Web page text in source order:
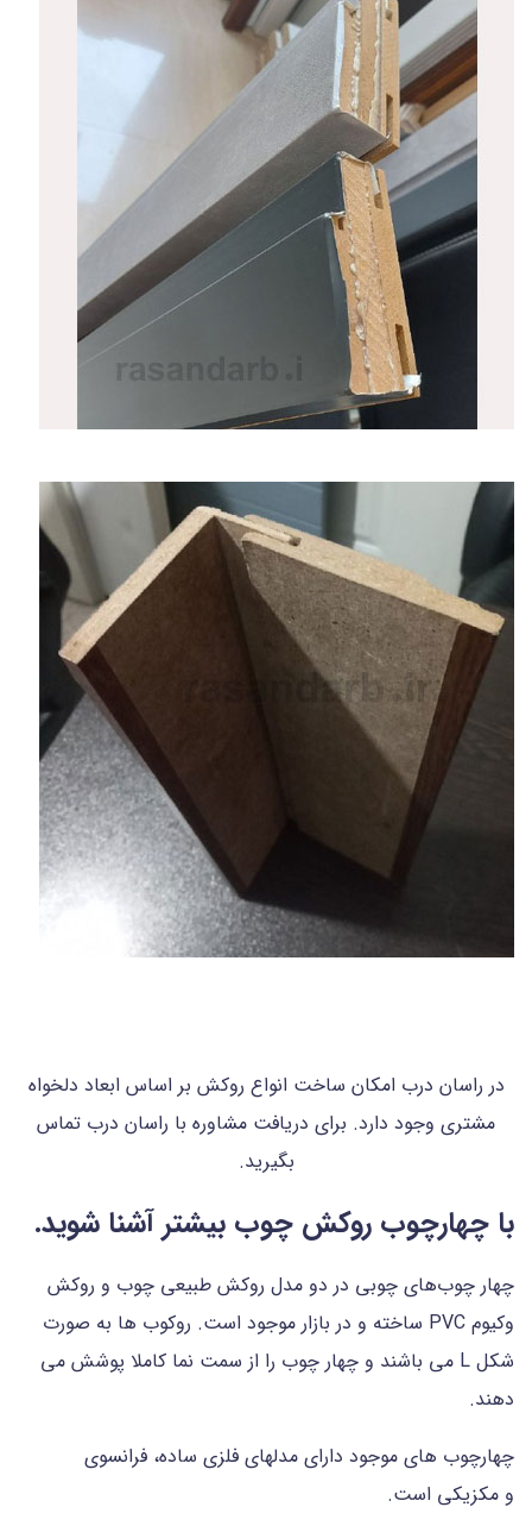
در راسان درب امکان ساخت انواع روکش بر اساس ابعاد دلخواه
مشتری وجود دارد. برای دریافت مشاوره با راسان درب تماس
بگیرید.
با چهارچوب روکش چوب بیشتر آشنا شوید.
چهار چوب‌های چوبی در دو مدل روکش طبیعی چوب و روکش
وکیوم PVC ساخته و در بازار موجود است. روکوب ها به صورت
شکل L می باشند و چهار چوب را از سمت نما کاملا پوشش می
دهند.
چهارچوب های موجود دارای مدلهای فلزی ساده، فرانسوی
و مکزیکی است.